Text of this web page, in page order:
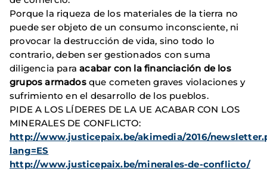
Porque la riqueza de los materiales de la tierra no
puede ser objeto de un consumo inconsciente, ni
provocar la destrucción de vida, sino todo lo
contrario, deben ser gestionados con suma
diligencia paraacabar con la financiación de los
grupos armadosque cometen graves violaciones y
sufrimiento en el desarrollo de los pueblos.
PIDE A LOS LÍDERES DE LA UE ACABAR CON LOS
MINERALES DE CONFLICTO:
http://www.justicepaix.be/akimedia/2016/
lang=ES
http://www.justicepaix.be/minerales-de-conflicto/